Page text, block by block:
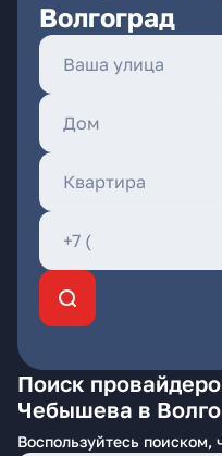
Волгоград
Поиск
Чебышева в
Воспользуйтесь поиском,